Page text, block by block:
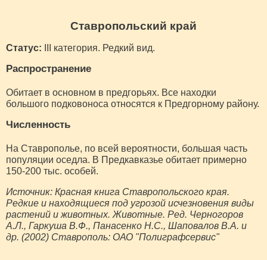
Ставропольский край
Статус: III категория. Редкий вид.
Распространение
Обитает в основном в предгорьях. Все находки
большого подковоноса относятся к Предгорному району.
Численность
На Ставрополье, по всей вероятности, большая часть
популяции оседла. В Предкавказье обитает примерно
150-200 тыс. особей.
Источник: Красная книга Ставропольского края.
Редкие и находящиеся под угрозой исчезновения виды
растений и животных. Животные. Ред. Черногоров
А.Л., Гаркуша В.Ф., Панасенко Н.С., Шаповалов В.А. и
др. (2002) Ставрополь: ОАО "Полиграфсервис"